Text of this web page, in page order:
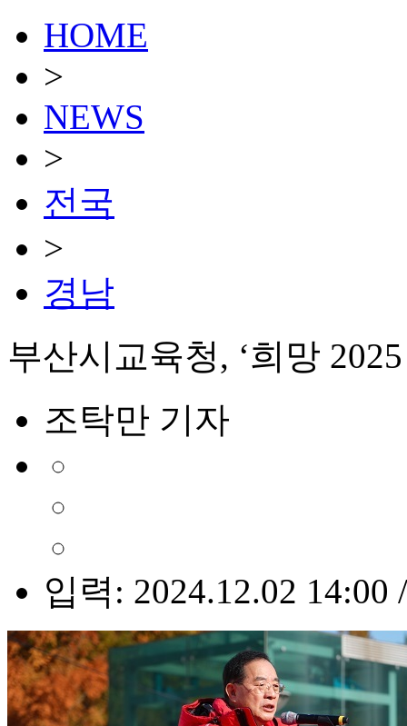
HOME
>
NEWS
>
전국
>
경남
부산시교육청, ‘희망
조탁만 기자
입력: 2024.12.02 14:00